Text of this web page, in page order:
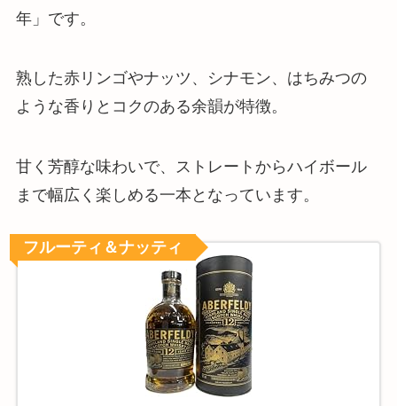
年」です。
熟した赤リンゴやナッツ、シナモン、はちみつの
ような香りとコクのある余韻が特徴。
甘く芳醇な味わいで、ストレートからハイボール
まで幅広く楽しめる一本となっています。
フルーティ＆ナッティ